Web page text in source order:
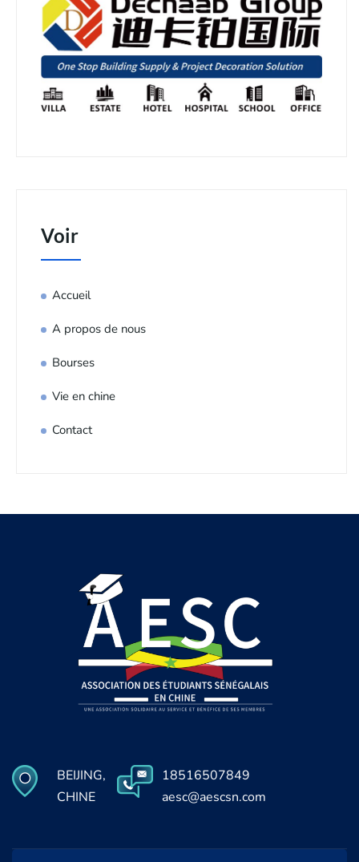
Voir
Accueil
A propos de nous
Bourses
Vie en chine
Contact
BEIJING,
CHINE
18516507849
aesc@aescsn.com